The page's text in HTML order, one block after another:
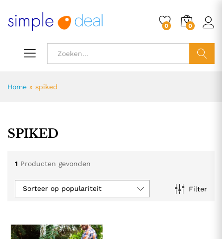
0 0
Home » spiked
SPIKED
1 Producten gevonden
Filter
Sorteer op populariteit